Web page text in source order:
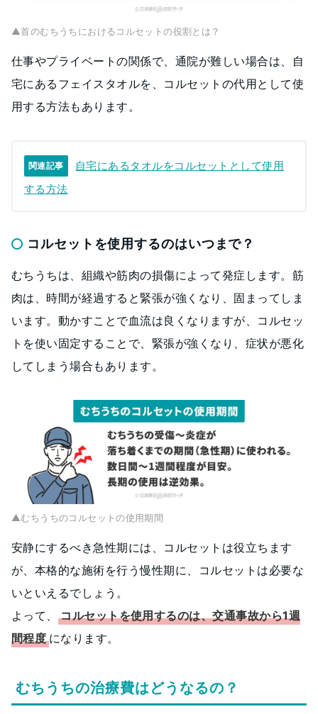
▲首のむちうちにおけるコルセットの役割とは？
仕事やプライベートの関係で、通院が難しい場合は、自
宅にあるフェイスタオルを、コルセットの代用として使
用する方法もあります。
関連記事
自宅にあるタオルをコルセットとして使用
する方法
コルセットを使用するのはいつまで？
むちうちは、組織や筋肉の損傷によって発症します。筋
肉は、時間が経過すると緊張が強くなり、固まってしま
います。動かすことで血流は良くなりますが、コルセッ
トを使い固定することで、緊張が強くなり、症状が悪化
してしまう場合もあります。
▲むちうちのコルセットの使用期間
安静にするべき急性期には、コルセットは役立ちます
が、本格的な施術を行う慢性期に、コルセットは必要な
いといえるでしょう。
よって、
コルセットを使用するのは、交通事故から1週
間程度になります。
むちうちの治療費はどうなるの？